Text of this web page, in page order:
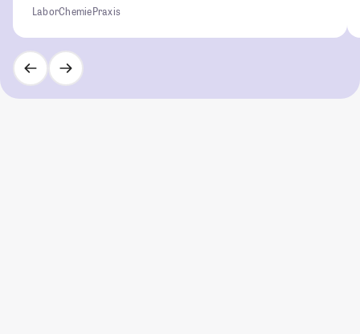
LaborChemiePraxis